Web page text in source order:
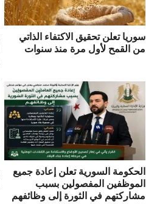
سوريا تعلن تحقيق الاكتفاء الذاتي
من القمح لأول مرة منذ سنوات
الحكومة السورية تعلن إعادة جميع
الموظفين المفصولين بسبب
مشاركتهم في الثورة إلى وظائفهم